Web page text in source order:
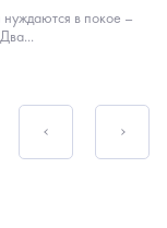
в покое –